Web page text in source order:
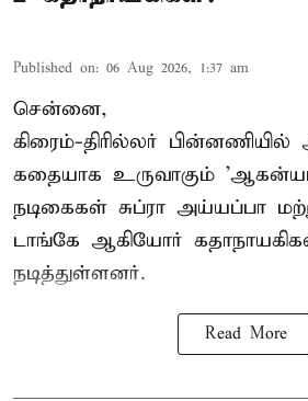
Published on: 06 Aug 2026, 1:37 am
சென்னை,
கிரைம்-திரில்லர்
கதையாக உருவாகும்
நடிகைகள் சுப்ரா அய்யப்பா
டாங்கே ஆகியோர்
நடித்துள்ளனர்.
Read More